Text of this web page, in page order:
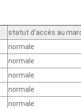
statut d'accès au
normale
normale
normale
normale
normale